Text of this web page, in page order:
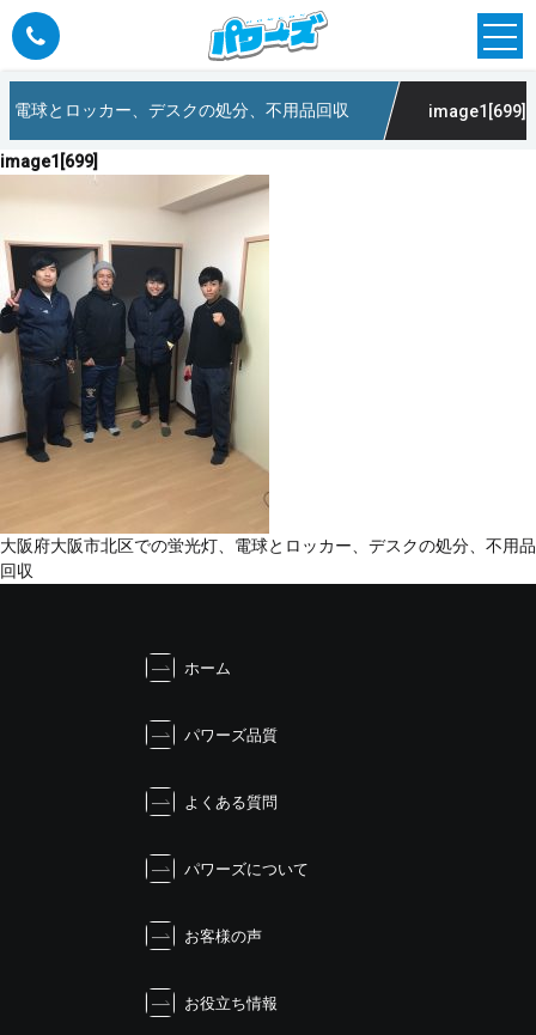
電球とロッカー、デスクの処分、不用品回収 image1[699]
image1[699]
投
稿
大阪府大阪市北区での蛍光灯、電球とロッカー、デスクの処分、不用品
回収
ホーム
パワーズ品質
よくある質問
パワーズについて
お客様の声
お役立ち情報